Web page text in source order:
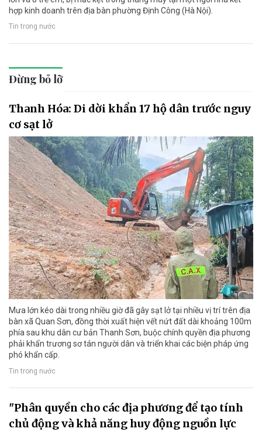
hợp kinh doanh trên địa bàn phường Định Công (Hà Nội).
Tin trong nước
Đừng bỏ lỡ
Thanh Hóa: Di dời khẩn 17 hộ dân trước nguy
cơ sạt lở
Mưa lớn kéo dài trong nhiều giờ đã gây sạt lở tại nhiều vị trí trên địa
bàn xã Quan Sơn, đồng thời xuất hiện vết nứt đất dài khoảng 100m
phía sau khu dân cư bản Thanh Sơn, buộc chính quyền địa phương
phải khẩn trương sơ tán người dân và triển khai các biện pháp ứng
phó khẩn cấp.
Tin trong nước
"Phân quyền cho các địa phương để tạo tính
chủ động và khả năng huy động nguồn lực